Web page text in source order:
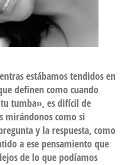
estábamos tendidos en
definen como cuando
tumba», es difícil de
mirándonos como si
y la respuesta, como
a ese pensamiento que
de lo que podíamos